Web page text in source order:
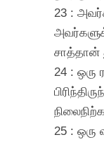
23 :
சாத்தான்
24 :
25 :